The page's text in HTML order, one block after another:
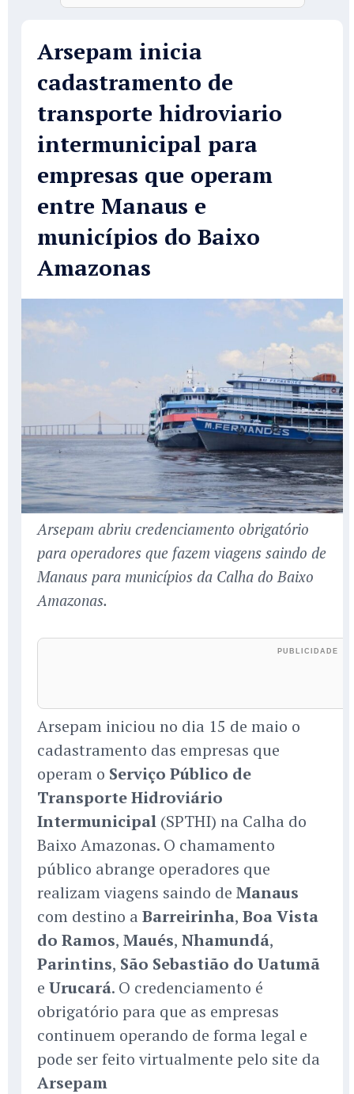
Arsepam inicia
cadastramento de
transporte hidroviario
intermunicipal para
empresas que operam
entre Manaus e
municípios do Baixo
Amazonas
Arsepam abriu credenciamento obrigatório
para operadores que fazem viagens saindo de
Manaus para municípios da Calha do Baixo
Amazonas.
Arsepam iniciou no dia 15 de maio o
cadastramento das empresas que
operam o Serviço Público de
Transporte Hidroviário
Intermunicipal (SPTHI) na Calha do
Baixo Amazonas. O chamamento
público abrange operadores que
realizam viagens saindo de Manaus
com destino a Barreirinha, Boa Vista
do Ramos, Maués, Nhamundá,
Parintins, São Sebastião do Uatumã
e Urucará. O credenciamento é
obrigatório para que as empresas
continuem operando de forma legal e
pode ser feito virtualmente pelo site da
Arsepam